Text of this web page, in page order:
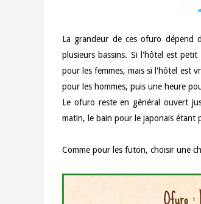
La grandeur de ces ofuro dépend
plusieurs bassins. Si l'hôtel est
pour les femmes, mais si l'hôtel est
pour les hommes, puis une heure
Le ofuro reste en général ouvert
matin, le bain pour le japonais étant
Comme pour les futon, choisir une